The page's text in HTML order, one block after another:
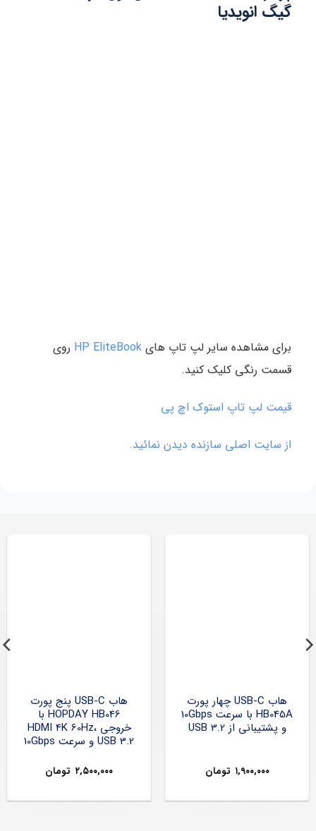
گیگ انویدیا
برای مشاهده سایر لپ تاپ های HP EliteBook روی
قسمت رنگی کلیک کنید.
قیمت لپ تاپ استوک اچ پی
از سایت اصلی سازنده دیدن نمائید.
هاب USB-C چهار پورت
HB045A با سرعت 10Gbps
و پشتیبانی از USB 3.2
۱,۹۰۰,۰۰۰ تومان
هاب USB-C پنج پورت
HOPDAY HB046 با
خروجی HDMI 4K 60Hz،
USB 3.2 و سرعت 10Gbps
۲,۵۰۰,۰۰۰ تومان